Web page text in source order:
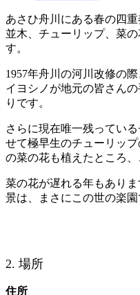
あさひ舟川にある春の四
並木、チューリップ、菜
す。
1957年舟川の河川改修の
イヨシノが地元の皆さん
りです。
さらに現在唯一残ってい
せて極早生のチューリッ
の菜の花も植えたところ
菜の花が遅れる年もあり
景は、まさにこの世の楽園
2. 場所
住所